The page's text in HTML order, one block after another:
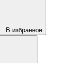
В избранное